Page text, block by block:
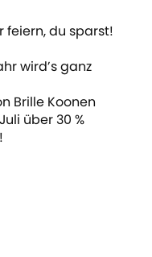
feiern, du sparst!
wird’s ganz
Brille Koonen
über 30 %